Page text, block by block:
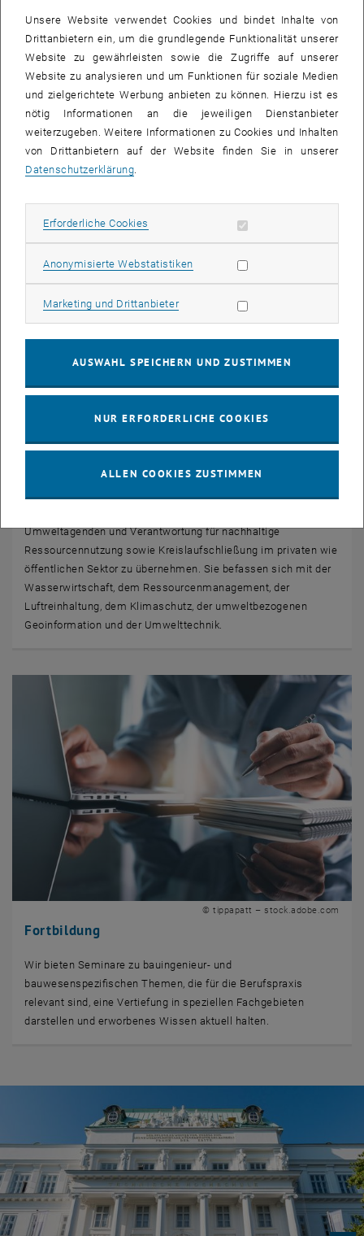
Subseiten von Institute
Subseiten von
Subseiten von Studium
Subseiten von
Subseiten von fem*cee
Studium Bauingenieurwesen
© goodluz – stock.adobe.com
Bauingenieur_innen konzipieren, planen, bauen und erhalten
unsere Umwelt. Dazu gehören u.a. Gebäuden, Brücken, Tunnel,
Straßen, Dämme, Kläranlagen, Deponien, Kraftwerke, Trink- und
Abwasserversorgungen, Verkehrsnetze, etc.
© E220-01
Umweltagenden und Verantwortung für nachhaltige
Ressourcennutzung sowie Kreislaufschließung im privaten wie
öffentlichen Sektor zu übernehmen. Sie befassen sich mit der
Wasserwirtschaft, dem Ressourcenmanagement, der
Luftreinhaltung, dem Klimaschutz, der umweltbezogenen
Geoinformation und der Umwelttechnik.
Fortbildung
© tippapatt – stock.adobe.com
Wir bieten Seminare zu bauingenieur- und
bauwesenspezifischen Themen, die für die Berufspraxis
relevant sind, eine Vertiefung in speziellen Fachgebieten
darstellen und erworbenes Wissen aktuell halten.
Unsere Website verwendet Cookies und bindet Inhalte von
Drittanbietern ein, um die grundlegende Funktionalität unserer
Website zu gewährleisten sowie die Zugriffe auf unserer
Website zu analysieren und um Funktionen für soziale Medien
und zielgerichtete Werbung anbieten zu können. Hierzu ist es
nötig Informationen an die jeweiligen Dienstanbieter
weiterzugeben. Weitere Informationen zu Cookies und Inhalten
von Drittanbietern auf der Website finden Sie in unserer
Datenschutzerklärung
Erforderliche Cookies Erforderliche Cookies zulassen
Anonymisierte WebstatistikenStatistik Cookies zulassen
Marketing und DrittanbieterMarketing Cookies zulassen
AUSWAHL SPEICHERN UND ZUSTIMMEN
NUR ERFORDERLICHE COOKIES
ALLEN COOKIES ZUSTIMMEN